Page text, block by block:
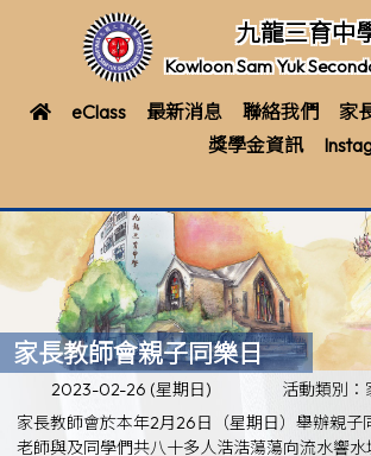
九龍三育中
Kowloon Sam Yuk
eClass 最新消息 聯絡我們 家
獎學金資訊
家長教師會親子同樂日
2023-02-26 (星期日)
活動類別：
家長教師會於本年2月26日（星期日）舉辦親子
老師與及同學們共八十多人浩浩蕩蕩向流水響